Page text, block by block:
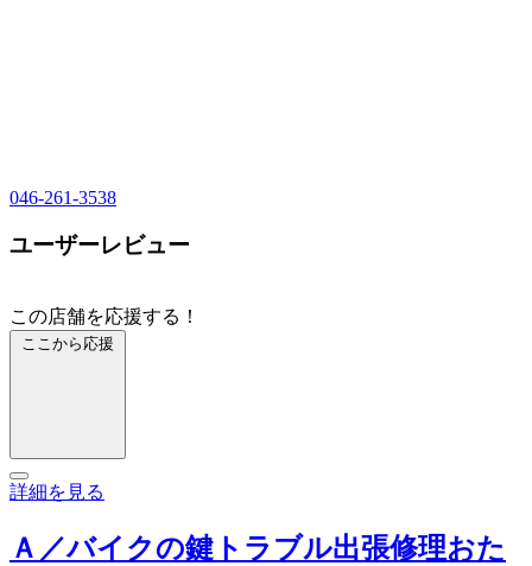
046-261-3538
ユーザーレビュー
この店舗を応援する！
ここから応援
詳細を見る
Ａ／バイクの鍵トラブル出張修理おた